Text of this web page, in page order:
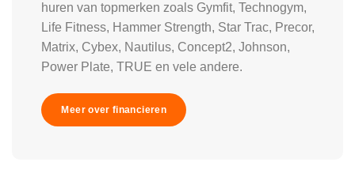
huren van topmerken zoals Gymfit, Technogym,
Life Fitness, Hammer Strength, Star Trac, Precor,
Matrix, Cybex, Nautilus, Concept2, Johnson,
Power Plate, TRUE en vele andere.
Meer over financieren